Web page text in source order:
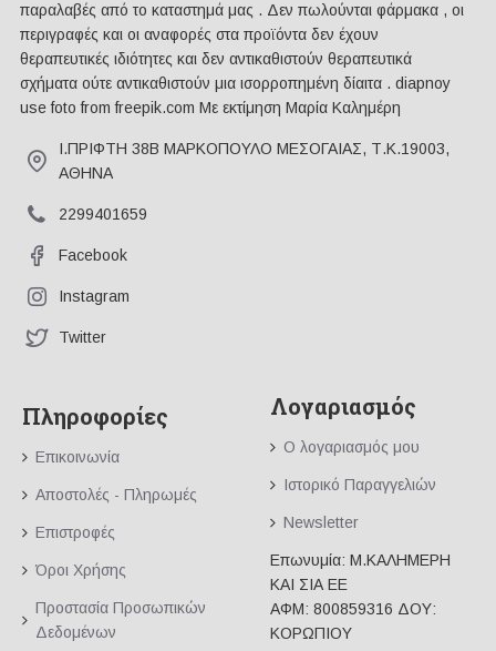
παραλαβές από το καταστημά μας . Δεν πωλούνται φάρμακα , οι
περιγραφές και οι αναφορές στα προϊόντα δεν έχουν
θεραπευτικές ιδιότητες και δεν αντικαθιστούν θεραπευτικά
σχήματα ούτε αντικαθιστούν μια ισορροπημένη δίαιτα . diapnoy
use foto from freepik.com Με εκτίμηση Μαρία Καλημέρη
Ι.ΠΡΙΦΤΗ 38Β ΜΑΡΚΟΠΟΥΛΟ ΜΕΣΟΓΑΙΑΣ, Τ.Κ.19003,
ΑΘΗΝΑ
2299401659
Facebook
Instagram
Twitter
Πληροφορίες
Επικοινωνία
Αποστολές - Πληρωμές
Επιστροφές
Όροι Χρήσης
Προστασία Προσωπικών
Δεδομένων
Λογαριασμός
Ο λογαριασμός μου
Ιστορικό Παραγγελιών
Newsletter
Επωνυμία: Μ.ΚΑΛΗΜΕΡΗ
ΚΑΙ ΣΙΑ ΕΕ
ΑΦΜ: 800859316 ΔΟΥ:
ΚΟΡΩΠΙΟΥ